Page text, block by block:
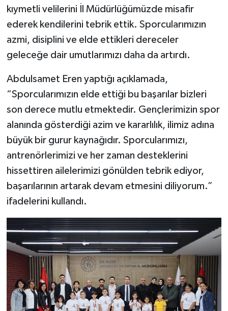
kıymetli velilerini İl Müdürlüğümüzde misafir
ederek kendilerini tebrik ettik. Sporcularımızın
azmi, disiplini ve elde ettikleri dereceler
geleceğe dair umutlarımızı daha da artırdı.
Abdulsamet Eren yaptığı açıklamada,
“Sporcularımızın elde ettiği bu başarılar bizleri
son derece mutlu etmektedir. Gençlerimizin spor
alanında gösterdiği azim ve kararlılık, ilimiz adına
büyük bir gurur kaynağıdır. Sporcularımızı,
antrenörlerimizi ve her zaman desteklerini
hissettiren ailelerimizi gönülden tebrik ediyor,
başarılarının artarak devam etmesini diliyorum.”
ifadelerini kullandı.